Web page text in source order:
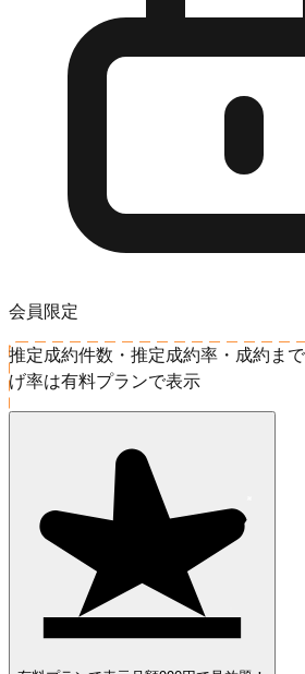
会員限定
推定成約件数・推定成約率・成約ま
げ率は有料プランで表示